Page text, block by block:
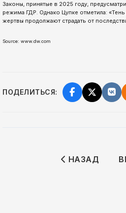
Законы, принятые в 2025 году,
режима ГДР. Однако Цупке отметила: «Тень
жертвы продолжают страдать от
Source: www.dw.com
ПОДЕЛИТЬСЯ:
ПРЕДЫДУЩИЙ:
НАЗАД